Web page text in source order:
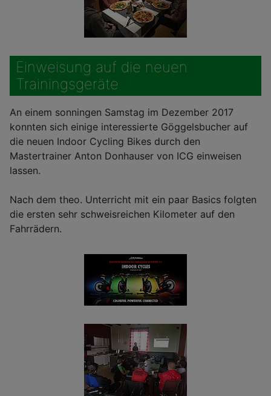
Einweisung auf die neuen
Trainingsgeräte
An einem sonningen Samstag im Dezember 2017
konnten sich einige interessierte Göggelsbucher auf
die neuen Indoor Cycling Bikes durch den
Mastertrainer Anton Donhauser von ICG einweisen
lassen.
Nach dem theo. Unterricht mit ein paar Basics folgten
die ersten sehr schweisreichen Kilometer auf den
Fahrrädern.